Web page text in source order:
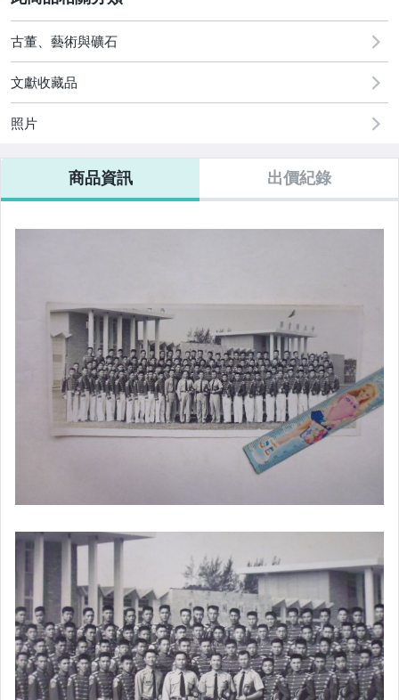
文獻史料
郵票
中醫舊書
明星彩頁廣告
二手CD唱片
LP黑膠唱片
懷舊漫畫
地圖
古董、藝術與礦石
文獻收藏品
照片
商品資訊 出價紀錄